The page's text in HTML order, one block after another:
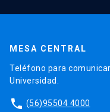
MESA CENTRAL
Teléfono para
Universidad.
phone (56)95504 4000